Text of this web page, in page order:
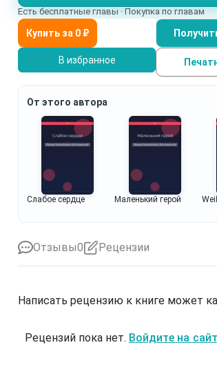
Есть бесплатные главы · Покупка по главам
В избранное
От этого автора
Слабое сердце Маленький герой
Отзывы0 Рецензии
Написать рецензию к книге может
Рецензий пока нет. Войдите на сайт